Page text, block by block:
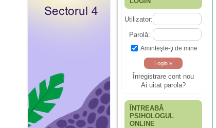
Utilizator:
Parolă:
Aminteşte-ţi de mine
Înregistrare cont nou
Ai uitat parola?
ÎNTREABĂ
PSIHOLOGUL
ONLINE